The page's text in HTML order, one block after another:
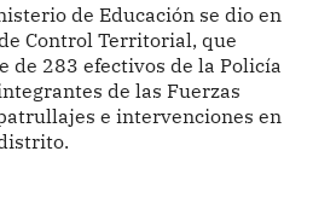
de Educación se dio en
Control Territorial, que
de 283 efectivos de la Policía
de las Fuerzas
e intervenciones en